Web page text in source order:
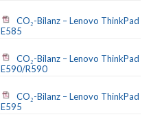
CO₂-Bilanz – Lenovo ThinkPad
E585
CO₂-Bilanz – Lenovo ThinkPad
E590/R590
CO₂-Bilanz – Lenovo ThinkPad
E595